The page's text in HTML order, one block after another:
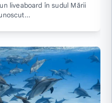
liveaboard în sudul Mării